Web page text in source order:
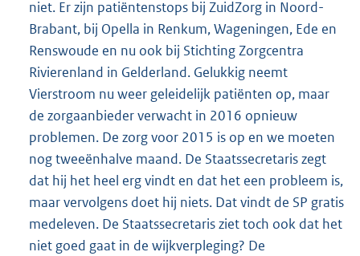
niet. Er zijn patiëntenstops bij ZuidZorg in Noord-
Brabant, bij Opella in Renkum, Wageningen, Ede en
Renswoude en nu ook bij Stichting Zorgcentra
Rivierenland in Gelderland. Gelukkig neemt
Vierstroom nu weer geleidelijk patiënten op, maar
de zorgaanbieder verwacht in 2016 opnieuw
problemen. De zorg voor 2015 is op en we moeten
nog tweeënhalve maand. De Staatssecretaris zegt
dat hij het heel erg vindt en dat het een probleem is,
maar vervolgens doet hij niets. Dat vindt de SP gratis
medeleven. De Staatssecretaris ziet toch ook dat het
niet goed gaat in de wijkverpleging? De